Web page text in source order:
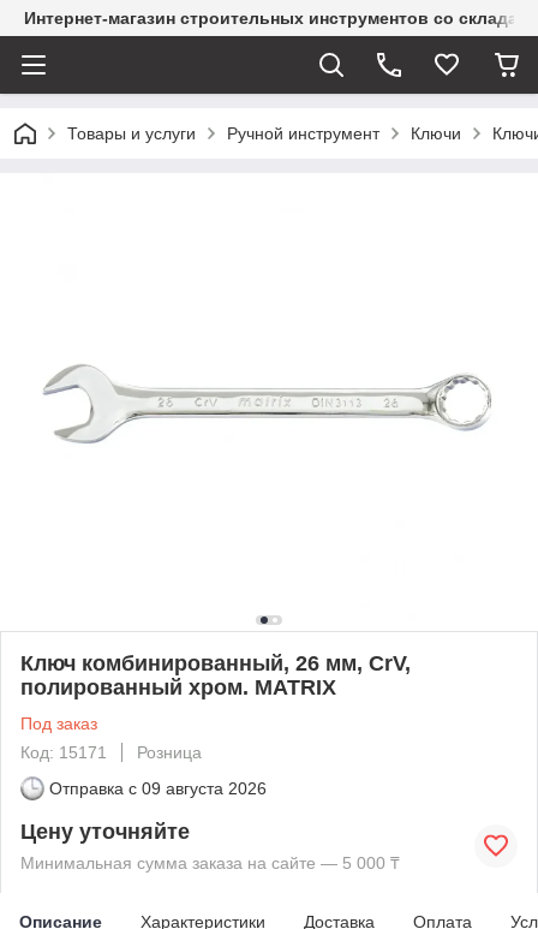
Интернет-магазин строительных инструментов со склада
Товары и услуги Ручной инструмент Ключи
Ключ комбинированный, 26 мм, CrV,
полированный хром. MATRIX
Под заказ
Код: 15171
Розница
Отправка с 09 августа 2026
Цену уточняйте
Минимальная сумма заказа на сайте — 5 000 ₸
Описание Характеристики Доставка Оплата